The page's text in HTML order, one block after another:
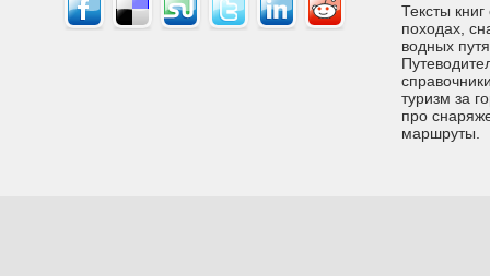
Тексты
походах,
водных
туризм за
про
маршруты.